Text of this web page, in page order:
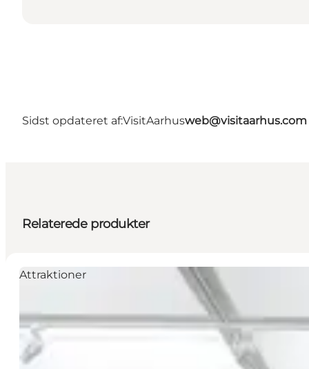
Sidst opdateret af:VisitAarhusweb@visitaarhus.com
Relaterede produkter
Attraktioner